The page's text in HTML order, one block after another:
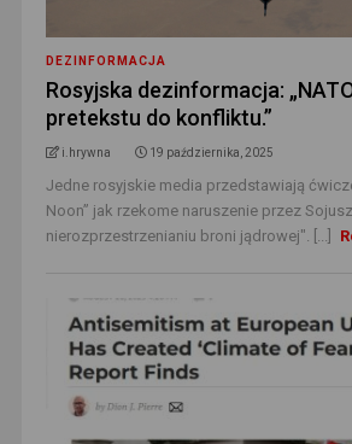
DEZINFORMACJA
Rosyjska dezinformacja:
pretekstu do konfliktu.”
i.hrywna 19 października, 2025
Jedne rosyjskie media przedstawiają
Noon” jak rzekome naruszenie przez
nierozprzestrzenianiu broni jądrowej". [...]